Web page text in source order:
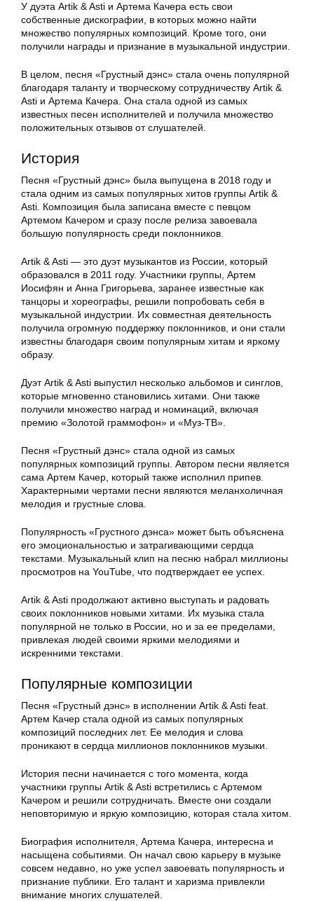
У дуэта Artik & Asti и Артема Качера есть свои
собственные дискографии, в которых можно найти
множество популярных композиций. Кроме того, они
получили награды и признание в музыкальной индустрии.
В целом, песня «Грустный дэнс» стала очень популярной
благодаря таланту и творческому сотрудничеству Artik &
Asti и Артема Качера. Она стала одной из самых
известных песен исполнителей и получила множество
положительных отзывов от слушателей.
История
Песня «Грустный дэнс» была выпущена в 2018 году и
стала одним из самых популярных хитов группы Artik &
Asti. Композиция была записана вместе с певцом
Артемом Качером и сразу после релиза завоевала
большую популярность среди поклонников.
Artik & Asti — это дуэт музыкантов из России, который
образовался в 2011 году. Участники группы, Артем
Иосифян и Анна Григорьева, заранее известные как
танцоры и хореографы, решили попробовать себя в
музыкальной индустрии. Их совместная деятельность
получила огромную поддержку поклонников, и они стали
известны благодаря своим популярным хитам и яркому
образу.
Дуэт Artik & Asti выпустил несколько альбомов и синглов,
которые мгновенно становились хитами. Они также
получили множество наград и номинаций, включая
премию «Золотой граммофон» и «Муз-ТВ».
Песня «Грустный дэнс» стала одной из самых
популярных композиций группы. Автором песни является
сама Артем Качер, который также исполнил припев.
Характерными чертами песни являются меланхоличная
мелодия и грустные слова.
Популярность «Грустного дэнса» может быть объяснена
его эмоциональностью и затрагивающими сердца
текстами. Музыкальный клип на песню набрал миллионы
просмотров на YouTube, что подтверждает ее успех.
Artik & Asti продолжают активно выступать и радовать
своих поклонников новыми хитами. Их музыка стала
популярной не только в России, но и за ее пределами,
привлекая людей своими яркими мелодиями и
искренними текстами.
Популярные композиции
Песня «Грустный дэнс» в исполнении Artik & Asti feat.
Артем Качер стала одной из самых популярных
композиций последних лет. Ее мелодия и слова
проникают в сердца миллионов поклонников музыки.
История песни начинается с того момента, когда
участники группы Artik & Asti встретились с Артемом
Качером и решили сотрудничать. Вместе они создали
неповторимую и яркую композицию, которая стала хитом.
Биография исполнителя, Артема Качера, интересна и
насыщена событиями. Он начал свою карьеру в музыке
совсем недавно, но уже успел завоевать популярность и
признание публики. Его талант и харизма привлекли
внимание многих слушателей.